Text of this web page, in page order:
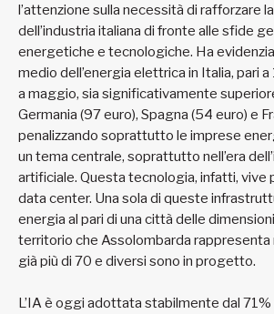
l’attenzione sulla necessità di rafforzare
dell’industria italiana di fronte alle sfide
energetiche e tecnologiche. Ha
medio dell’energia elettrica in Italia, pari
a maggio, sia significativamente
Germania (97 euro), Spagna (54 euro) e
penalizzando soprattutto le imprese
un tema centrale, soprattutto nell’era
artificiale. Questa tecnologia, infatti, vive
data center. Una sola di queste
energia al pari di una città delle
territorio che Assolombarda rappresenta
già più di 70 e diversi sono in progetto.
L’IA è oggi adottata stabilmente dal